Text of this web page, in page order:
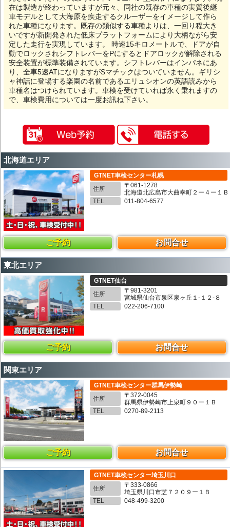
在は製造が終わっていますが元々、同社の既存の車種の実質後継
車モデルとして大海原を疾走するクルーザーをイメージして作ら
れた車種になります。既存の類似する車種よりは、一回り程大き
いですが新開発された低床プラットフォームにより大柄ながら安
定した走行を実現しています。 時速15キロメートルで、ドアが自
動でロックされシフトレバーをPにするとドアロックが解除される
安全装置が標準装備されています。シフトレバーはインパネにあ
り、全車5速ATになりますがSマチックはついていません。ギリシ
ャ神話に登場する楽園の名前であるエリュシオンの英語読みから
車種名はつけられています。車検を受けていれば永く乗れますの
で、車検費用については一度お訊ね下さい。
北海道エリア
GTNET車検センター札幌
住所
〒061-1278
北海道北広島市大曲幸町２ー４ー１Ｂ
TEL
011-804-6577
ご予約 お問合せ
東北エリア
GTNET仙台
住所
〒981-3201
宮城県仙台市泉区泉ヶ丘１-１２-８
TEL
022-206-7100
ご予約 お問合せ
関東エリア
GTNET車検センター群馬伊勢崎
住所
〒372-0045
群馬県伊勢崎市上泉町９０ー１Ｂ
TEL
0270-89-2113
ご予約 お問合せ
GTNET車検センター埼玉川口
住所
〒333-0866
埼玉県川口市芝７２０９ー１Ｂ
TEL
048-499-3200